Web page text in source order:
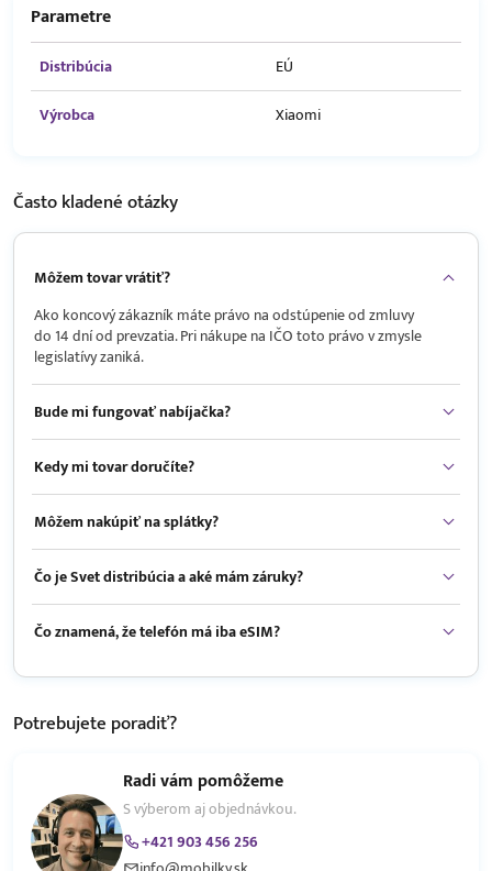
Parametre
Distribúcia
EÚ
Výrobca
Xiaomi
Často kladenéotázky
Môžem tovar vrátiť?
Ako koncový zákazník máte právo na odstúpenie od zmluvy
do 14 dní od prevzatia. Pri nákupe na IČO toto právo v zmysle
legislatívy zaniká.
Bude mi fungovať nabíjačka?
Kedy mi tovar doručíte?
Môžem nakúpiť na splátky?
Čo je Svet distribúcia a aké mám záruky?
Čo znamená, že telefón má iba eSIM?
Potrebujete poradiť?
Radi vám pomôžeme
S výberom aj objednávkou.
+421 903 456 256